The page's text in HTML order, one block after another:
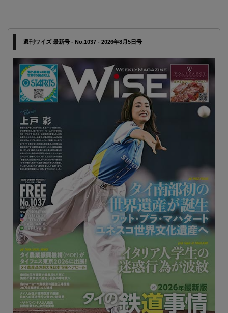
週刊ワイズ 最新号 - No.1037 - 2026年8月5日号